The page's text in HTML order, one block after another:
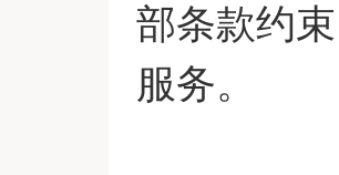
部条款约
服务。